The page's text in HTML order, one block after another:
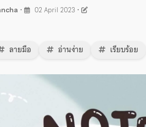
• 02 April 2023•
ลายมือ อ่านง่าย เรียบร้อย